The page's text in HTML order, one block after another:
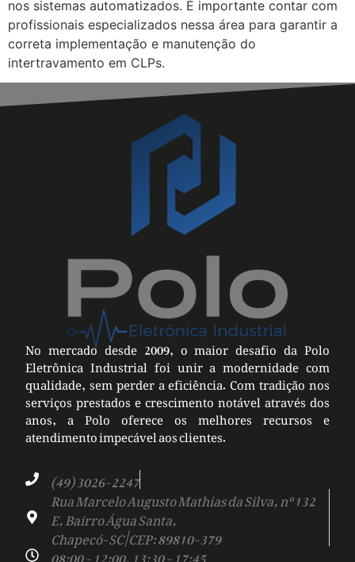
nos sistemas automatizados. É importante contar com
profissionais especializados nessa área para garantir a
correta implementação e manutenção do
intertravamento em CLPs.
No mercado desde 2009, o maior desafio da Polo
Eletrônica Industrial foi unir a modernidade com
qualidade, sem perder a eficiência. Com tradição nos
serviços prestados e crescimento notável através dos
anos, a Polo oferece os melhores recursos e
atendimento impecável aos clientes.
(49) 3026-2247
Rua Marcelo Augusto Mathias da Silva, nº 132
E, Bairro Água Santa,
Chapecó-SC | CEP: 89810-379
08:00 - 12:00, 13:30 - 17:45